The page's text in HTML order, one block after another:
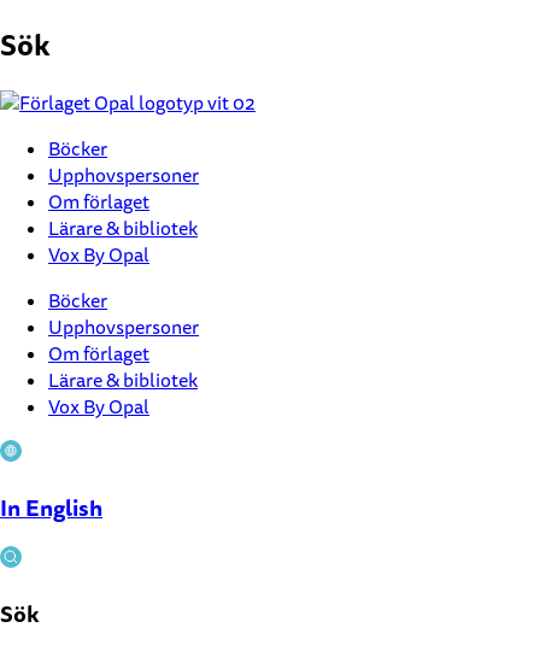
till
Sök
Böcker
Upphovspersoner
Om förlaget
Lärare & bibliotek
Vox By Opal
Böcker
Upphovspersoner
Om förlaget
Lärare & bibliotek
Vox By Opal
In English
Sök
Stäng